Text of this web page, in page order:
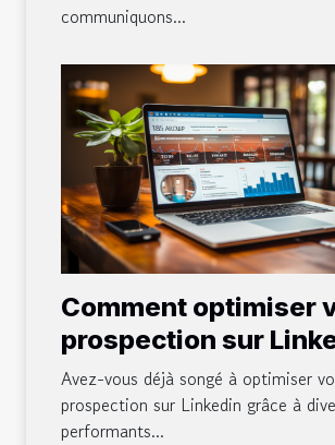
communiquons...
Comment optimiser
prospection sur
avec des outils
Waalaxy
Avez-vous déjà songé à optimiser
prospection sur Linkedin grâce à
performants...